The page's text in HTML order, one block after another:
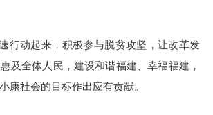
行动起来，积极参与脱贫攻坚，让改革发
及全体人民，建设和谐福建、幸福福建，
康社会的目标作出应有贡献。